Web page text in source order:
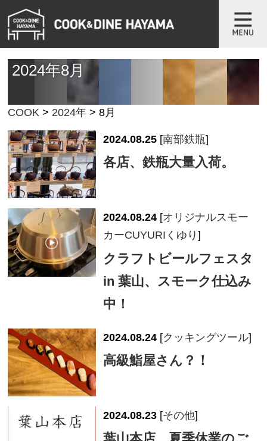
2024年8月
COOK > 2024年 >8月
2024.08.25 [南部鉄瓶]
各店、鉄瓶大量入荷。
2024.08.24 [オリジナルスモー
カーCUYURIくゆり]
クラフトビールフェスタ
in 葉山、スモーク仕込み
中！
2024.08.24 [クッキングツール]
高級鮨屋さん？！
2024.08.23 [その他]